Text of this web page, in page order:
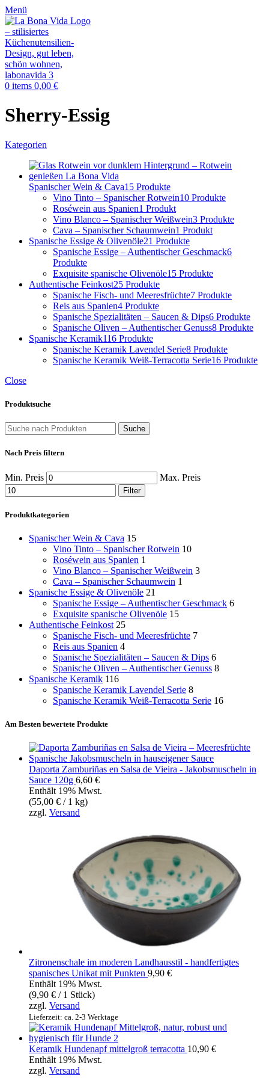
Menü
0 items 0,00 €
Sherry-Essig
Kategorien
Spanischer Wein & Cava15 Produkte
Vino Tinto – Spanischer Rotwein10 Produkte
Roséwein aus Spanien1 Produkt
Vino Blanco – Spanischer Weißwein3 Produkte
Cava – Spanischer Schaumwein1 Produkt
Spanische Essige & Olivenöle21 Produkte
Spanische Essige – Authentischer Geschmack6
Produkte
Exquisite spanische Olivenöle15 Produkte
Authentische Feinkost25 Produkte
Spanische Fisch- und Meeresfrüchte7 Produkte
Reis aus Spanien4 Produkte
Spanische Spezialitäten – Saucen & Dips6 Produkte
Spanische Oliven – Authentischer Genuss8 Produkte
Spanische Keramik116 Produkte
Spanische Keramik Lavendel Serie8 Produkte
Spanische Keramik Weiß-Terracotta Serie16 Produkte
Close
Produktsuche
Suche
Nach Preis filtern
Min. Preis Max. Preis
Filter
Produktkategorien
Spanischer Wein & Cava 15
Vino Tinto – Spanischer Rotwein 10
Roséwein aus Spanien 1
Vino Blanco – Spanischer Weißwein 3
Cava – Spanischer Schaumwein 1
Spanische Essige & Olivenöle 21
Spanische Essige – Authentischer Geschmack 6
Exquisite spanische Olivenöle 15
Authentische Feinkost 25
Spanische Fisch- und Meeresfrüchte 7
Reis aus Spanien 4
Spanische Spezialitäten – Saucen & Dips 6
Spanische Oliven – Authentischer Genuss 8
Spanische Keramik 116
Spanische Keramik Lavendel Serie 8
Spanische Keramik Weiß-Terracotta Serie 16
Am Besten bewertete Produkte
Daporta Zamburiñas en Salsa de Vieira - Jakobsmuscheln in
Sauce 120g 6,60 €
Enthält 19% Mwst.
(55,00 € / 1 kg)
zzgl. Versand
Zitronenschale im moderen Landhausstil - handfertigtes
spanisches Unikat mit Punkten 9,90 €
Enthält 19% Mwst.
(9,90 € / 1 Stück)
zzgl. Versand
Lieferzeit: ca. 2-3 Werktage
Keramik Hundenapf mittelgroß terracotta 10,90 €
Enthält 19% Mwst.
zzgl. Versand